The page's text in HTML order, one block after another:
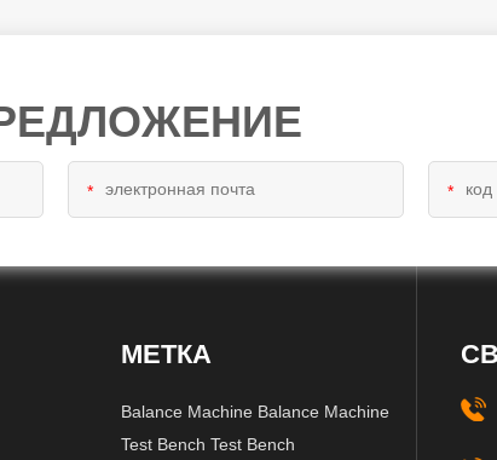
* *
МЕТКА
Balance Machine Balance Machine
Test Bench Test Bench